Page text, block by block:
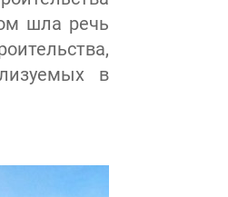
шла речь
в